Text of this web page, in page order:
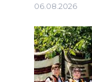
06.08.2026